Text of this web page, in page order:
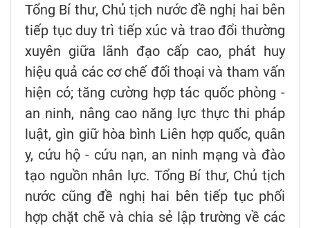
Tổng Bí thư, Chủ tịch nước đề nghị hai bên
tiếp tục duy trì tiếp xúc và trao đổi thường
xuyên giữa lãnh đạo cấp cao, phát huy
hiệu quả các cơ chế đối thoại và tham vấn
hiện có; tăng cường hợp tác quốc phòng -
an ninh, nâng cao năng lực thực thi pháp
luật, gìn giữ hòa bình Liên hợp quốc, quân
y, cứu hộ - cứu nạn, an ninh mạng và đào
tạo nguồn nhân lực. Tổng Bí thư, Chủ tịch
nước cũng đề nghị hai bên tiếp tục phối
hợp chặt chẽ và chia sẻ lập trường về các